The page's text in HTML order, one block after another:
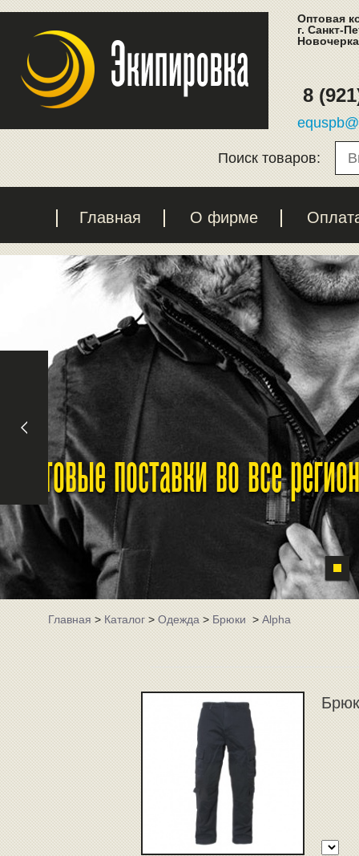
Оптовая
г. Санкт-
8
Поиск товаров:
Главная О фирме
Оптовые поставки во все
Главная>Каталог>Одежда>Брюки>Alpha